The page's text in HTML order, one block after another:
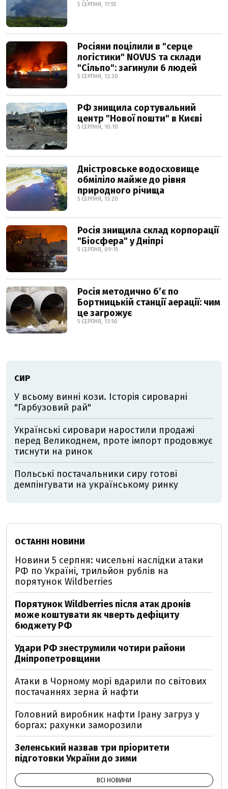
5 СЕРПНЯ, 17:55
Росіяни поцілили в "серце
логістики" NOVUS та склади
"Сільпо": загинули 6 людей
5 СЕРПНЯ, 12:30
РФ знищила сортувальний
центр "Нової пошти" в Києві
5 СЕРПНЯ, 10:10
Дністровське водосховище
обміліло майже до рівня
природного річища
5 СЕРПНЯ, 13:20
Росія знищила склад корпорації
"Біосфера" у Дніпрі
5 СЕРПНЯ, 09:15
Росія методично б’є по
Бортницькій станції аерації: чим
це загрожує
5 СЕРПНЯ, 13:50
СИР
У всьому винні кози. Історія сироварні
"Гарбузовий рай"
Українські сировари наростили продажі
перед Великоднем, проте імпорт продовжує
тиснути на ринок
Польські постачальники сиру готові
демпінгувати на українському ринку
ОСТАННІ НОВИНИ
Новини 5 серпня: чисельні наслідки атаки
РФ по Україні, трильйон рублів на
порятунок Wildberries
Порятунок Wildberries після атак дронів
може коштувати як чверть дефіциту
бюджету РФ
Удари РФ знеструмили чотири райони
Дніпропетровщини
Атаки в Чорному морі вдарили по світових
постачаннях зерна й нафти
Головний виробник нафти Ірану загруз у
боргах: рахунки заморозили
Зеленський назвав три пріоритети
підготовки України до зими
ВСІ НОВИНИ